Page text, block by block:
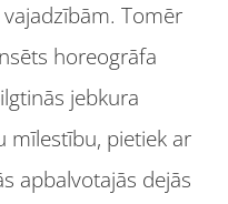
Tomēr
horeogrāfa
jebkura
mīlestību, pietiek ar
apbalvotajās dejās